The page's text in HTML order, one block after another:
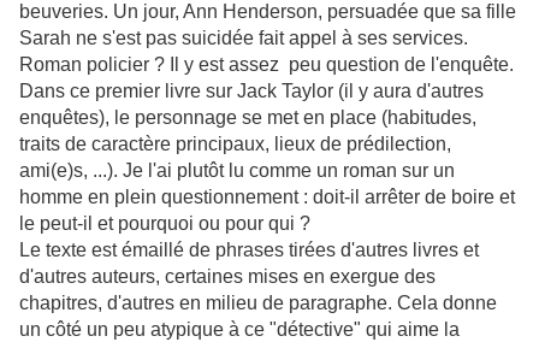
beuveries. Un jour, Ann Henderson, persuadée que sa fille
Sarah ne s'est pas suicidée fait appel à ses services.
Roman policier ? Il y est assez peu question de l'enquête.
Dans ce premier livre sur Jack Taylor (il y aura d'autres
enquêtes), le personnage se met en place (habitudes,
traits de caractère principaux, lieux de prédilection,
ami(e)s, ...). Je l'ai plutôt lu comme un roman sur un
homme en plein questionnement : doit-il arrêter de boire et
le peut-il et pourquoi ou pour qui ?
Le texte est émaillé de phrases tirées d'autres livres et
d'autres auteurs, certaines mises en exergue des
chapitres, d'autres en milieu de paragraphe. Cela donne
un côté un peu atypique à ce "détective" qui aime la